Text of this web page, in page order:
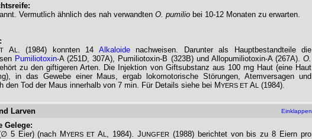
Vermutlich ähnlich des nah verwandten O. pumilio bei 10-12 Monaten zu erwarten.
AL . (1984) konnten 14 Alkaloidenachweisen. Darunter als Hauptbestandteile die
Pumiliotoxin-A (251D, 307A), Pumiliotoxin-B (323B) und Allopumiliotoxin-A (267A).O.
zu den giftigeren Arten. Die Injektion von Giftsubstanz aus 100 mg Haut (eine Haut
in das Gewebe einer Maus, ergab lokomotorische Störungen, Atemversagen und
den Tod der Maus innerhalb von 7 min. Für Details siehe bei MYERS ET AL (1984).
Larven Einklappen
Gelege:
5 Eier) (nach MYERS ETAL , 1984). JUNGFER (1988) berichtet von bis zu 8 Eiern pro